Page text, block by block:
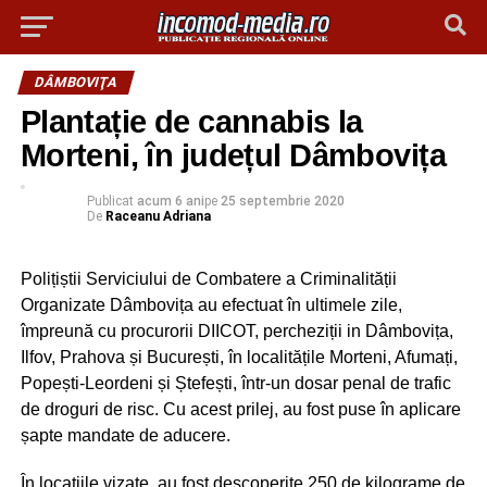
DÂMBOVIŢA
Plantație de cannabis la
Morteni, în județul Dâmbovița
Publicat acum 6 anipe 25 septembrie 2020
De Raceanu Adriana
Polițiștii Serviciului de Combatere a Criminalității
Organizate Dâmbovița au efectuat în ultimele zile,
împreună cu procurorii DIICOT, percheziții in Dâmbovița,
Ilfov, Prahova și București, în localitățile Morteni, Afumați,
Popești-Leordeni și Ștefești, într-un dosar penal de trafic
de droguri de risc. Cu acest prilej, au fost puse în aplicare
șapte mandate de aducere.
În locațiile vizate, au fost descoperite 250 de kilograme de